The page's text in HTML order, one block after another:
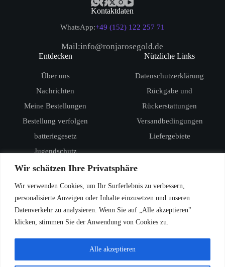
Wir schätzen Ihre Privatsphäre
Wir verwenden Cookies, um Ihr Surferlebnis zu verbessern,
personalisierte Anzeigen oder Inhalte einzusetzen und unseren
Datenverkehr zu analysieren. Wenn Sie auf „Alle akzeptieren"
klicken, stimmen Sie der Anwendung von Cookies zu.
Alle akzeptieren
Kontaktdaten
WhatsApp:+49 (152) 122 257 71
Mail:info@ronjarosegold.de
Entdecken
Über uns
Nachrichten
Meine Bestellungen
Bestellung verfolgen
batteriegesetz
Jugendschutz
Nützliche Links
Datenschutzerklärung
Rückgabe und
Rückerstattungen
Versandbedingungen
Liefergebiete
RandM Digital Box 12000
RandM Tornado 15000
Vozol Star 20000
Vozol Star 40000